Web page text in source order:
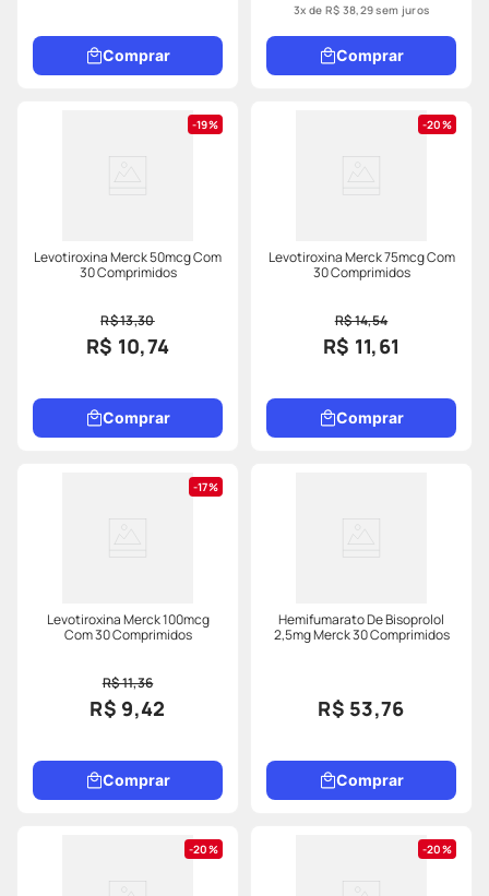
Comprar
3x de R$ 38,29sem juros
Comprar
19%
Levotiroxina Merck 50mcg Com
30 Comprimidos
R$ 13,30
R$ 10,74
Comprar
20%
Levotiroxina Merck 75mcg Com
30 Comprimidos
R$ 14,54
R$ 11,61
Comprar
17%
Levotiroxina Merck 100mcg
Com 30 Comprimidos
R$ 11,36
R$ 9,42
Comprar
Hemifumarato De Bisoprolol
2,5mg Merck 30 Comprimidos
R$ 53,76
Comprar
20% 20%